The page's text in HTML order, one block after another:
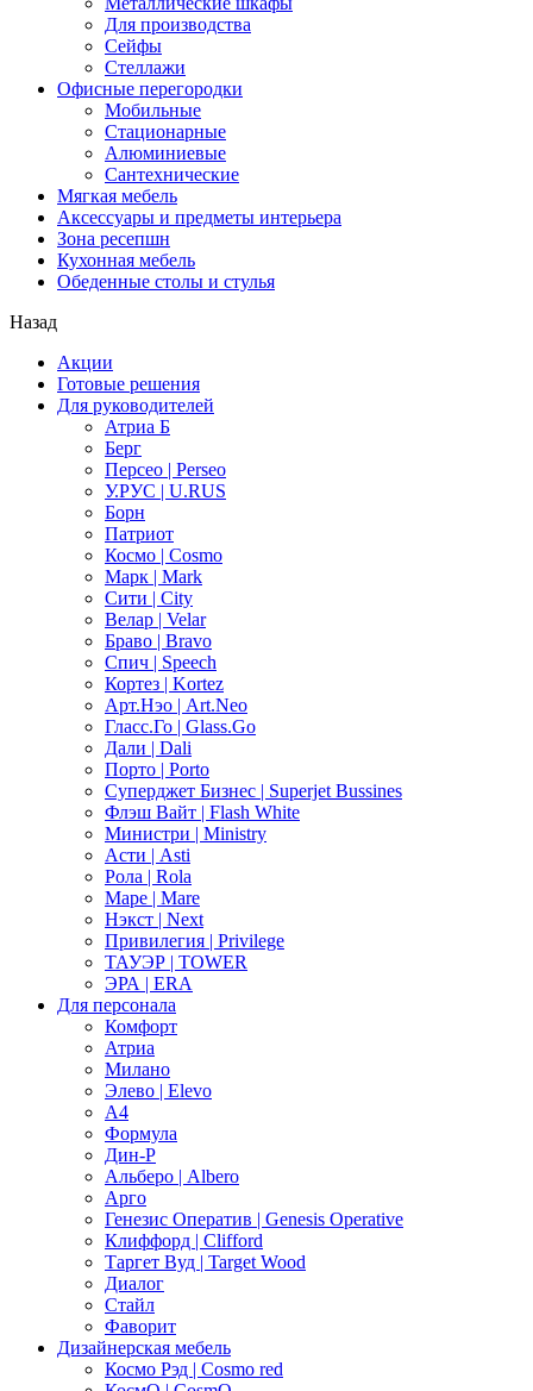
Для производства
Сейфы
Стеллажи
Офисные перегородки
Мобильные
Стационарные
Алюминиевые
Сантехнические
Мягкая мебель
Аксессуары и предметы интерьера
Зона ресепшн
Кухонная мебель
Обеденные столы и стулья
Назад
Акции
Готовые решения
Для руководителей
Атриа Б
Берг
Персео | Perseo
У.РУС | U.RUS
Борн
Патриот
Космо | Cosmo
Марк | Mark
Сити | City
Велар | Velar
Браво | Bravo
Спич | Speech
Кортез | Kortez
Арт.Нэо | Art.Neo
Гласс.Го | Glass.Go
Дали | Dali
Порто | Porto
Суперджет Бизнес | Superjet Bussines
Флэш Вайт | Flash White
Министри | Ministry
Асти | Asti
Рола | Rola
Маре | Mare
Нэкст | Next
Привилегия | Privilege
ТАУЭР | TOWER
ЭРА | ERA
Для персонала
Комфорт
Атриа
Милано
Элево | Elevo
А4
Формула
Дин-Р
Альберо | Albero
Арго
Генезис Оператив | Genesis Operative
Клиффорд | Clifford
Таргет Вуд | Target Wood
Диалог
Стайл
Фаворит
Дизайнерская мебель
Космо Рэд | Cosmo red